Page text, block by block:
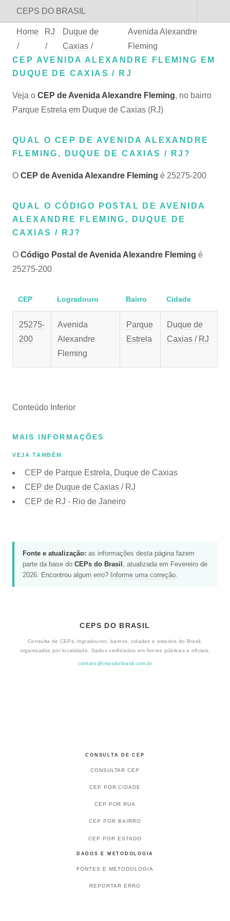
CEPS DO BRASIL
Home
/
RJ
/
Duque de
Caxias /
Avenida Alexandre
Fleming
CEP AVENIDA ALEXANDRE FLEMING EM
DUQUE DE CAXIAS / RJ
Veja o CEP de Avenida Alexandre Fleming, no bairro
Parque Estrela em Duque de Caxias (RJ)
QUAL O CEP DE AVENIDA ALEXANDRE
FLEMING, DUQUE DE CAXIAS / RJ?
O CEP de Avenida Alexandre Fleming é 25275-200
QUAL O CÓDIGO POSTAL DE AVENIDA
ALEXANDRE FLEMING, DUQUE DE
CAXIAS / RJ?
O Código Postal de Avenida Alexandre Fleming é
25275-200
CEP Logradouro Bairro Cidade
25275-
200
Avenida
Alexandre
Fleming
Parque
Estrela
Duque de
Caxias / RJ
Conteúdo Inferior
MAIS INFORMAÇÕES
VEJA TAMBÉM
CEP de Parque Estrela, Duque de Caxias
CEP de Duque de Caxias / RJ
CEP de RJ - Rio de Janeiro
Fonte e atualização: as informações desta página fazem
parte da base do CEPs do Brasil , atualizada em Fevereiro de
2026. Encontrou algum erro? Informe uma correção.
CEPS DO BRASIL
Consulta de CEPs, logradouros, bairros, cidades e estados do Brasil,
organizados por localidade. Dados verificados em fontes públicas e oficiais.
contato@cepsdobrasil.com.br
CONSULTA DE CEP
CONSULTAR CEP
CEP POR CIDADE
CEP POR RUA
CEP POR BAIRRO
CEP POR ESTADO
DADOS E METODOLOGIA
FONTES E METODOLOGIA
REPORTAR ERRO